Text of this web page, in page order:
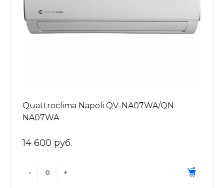
Quattroclima Napoli QV-NA07WA/QN-
NA07WA
14 600 руб.
- +